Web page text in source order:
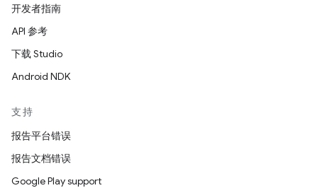
开发者指南
API 参考
下载 Studio
Android NDK
支持
报告平台错误
报告文档错误
Google Play support